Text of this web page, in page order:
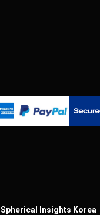
Spherical Insights Korea